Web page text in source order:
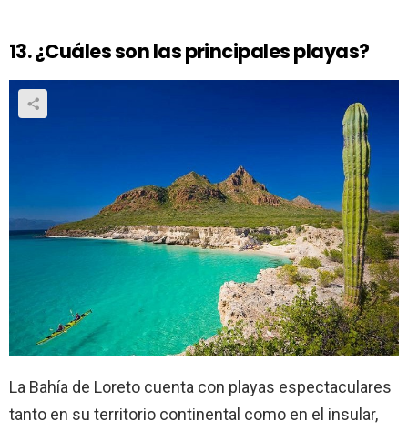
13. ¿Cuáles son las principales playas?
La Bahía de Loreto cuenta con playas espectaculares
tanto en su territorio continental como en el insular,